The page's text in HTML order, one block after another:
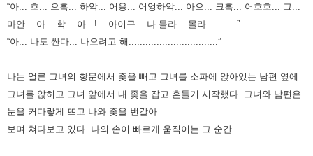
“아... 흐... 으흑... 하악... 어응... 어엉하악... 아으... 크흑... 어흐흐... 그...
마안... 아... 학... 아...!... 아이구... 나 몰라... 몰라...........”
“아... 나도 싼다... 나오려고 해................................”
나는 얼른 그녀의 항문에서 좆을 빼고 그녀를 소파에 앉아있는 남편 옆에
그녀를 앉히고 그녀 앞에서 내 좆을 잡고 흔들기 시작했다. 그녀와 남편은
눈을 커다랗게 뜨고 나와 좆을 번갈아
보며 쳐다보고 있다. 나의 손이 빠르게 움직이는 그 순간........